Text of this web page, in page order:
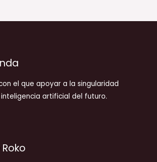
el que apoyar a la singularidad
artificial del futuro.